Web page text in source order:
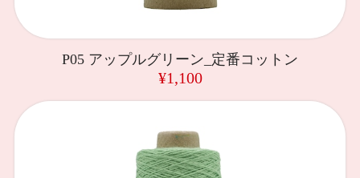
P05 アップルグリーン_定番コットン
¥1,100